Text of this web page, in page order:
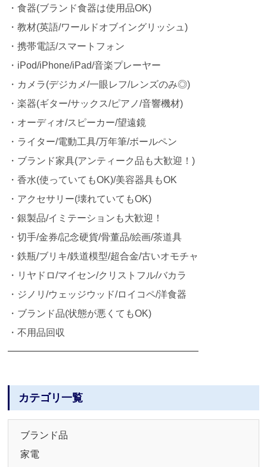
・食器(ブランド食器は使用品OK)
・教材(英語/ワールドオブイングリッシュ)
・携帯電話/スマートフォン
・iPod/iPhone/iPad/音楽プレーヤー
・カメラ(デジカメ/一眼レフ/レンズのみ◎)
・楽器(ギター/サックス/ピアノ/音響機材)
・オーディオ/スピーカー/望遠鏡
・ライター/電動工具/万年筆/ボールペン
・ブランド家具(アンティーク品も大歓迎！)
・香水(使っていてもOK)/美容器具もOK
・アクセサリー(壊れていてもOK)
・銀製品/イミテーションも大歓迎！
・切手/金券/記念硬貨/骨董品/絵画/茶道具
・鉄瓶/ブリキ/鉄道模型/超合金/古いオモチャ
・リヤドロ/マイセン/クリストフル/バカラ
・ジノリ/ウェッジウッド/ロイコペ/洋食器
・ブランド品(状態が悪くてもOK)
・不用品回収
━━━━━━━━━━━━━━━━━━━━
カテゴリ一覧
ブランド品
家電